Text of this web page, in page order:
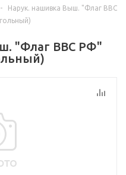
-
Нарук. нашивка Выш. "Флаг ВВС
"Флаг ВВС РФ"